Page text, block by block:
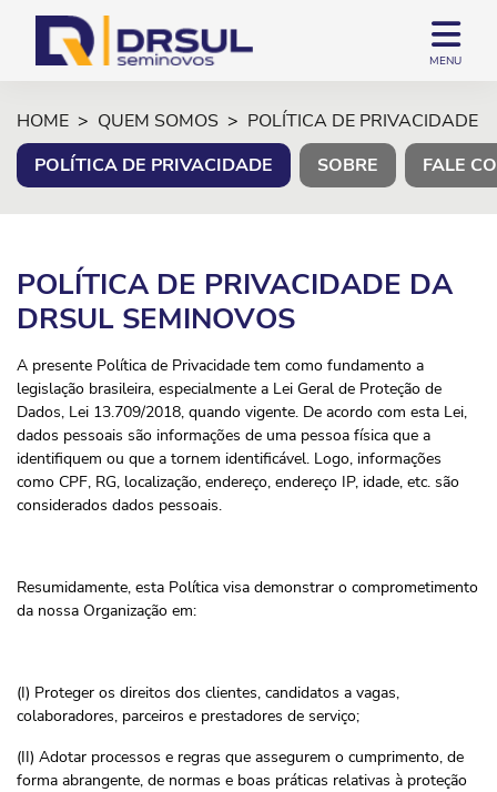
MENU
HOME QUEM SOMOS
POLÍTICA DE PRIVACIDADE
SOBRE
FALE
POLÍTICA DE PRIVACIDADE
POLÍTICA DE PRIVACIDADE DA
DRSUL SEMINOVOS
A presente Política de Privacidade tem como fundamento a
legislação brasileira, especialmente a Lei Geral de Proteção de
Dados, Lei 13.709/2018, quando vigente. De acordo com esta Lei,
dados pessoais são informações de uma pessoa física que a
identifiquem ou que a tornem identificável. Logo, informações
como CPF, RG, localização, endereço, endereço IP, idade, etc. são
considerados dados pessoais.
Resumidamente, esta Política visa demonstrar o comprometimento
da nossa Organização em:
(I) Proteger os direitos dos clientes, candidatos a vagas,
colaboradores, parceiros e prestadores de serviço;
(II) Adotar processos e regras que assegurem o cumprimento, de
forma abrangente, de normas e boas práticas relativas à proteção